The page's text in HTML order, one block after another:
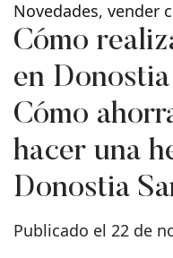
Novedades, vender
Cómo
en
Cómo
hacer una
Donostia
Publicado el 22 de